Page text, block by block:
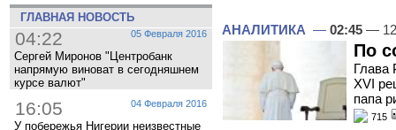
ГЛАВНАЯ НОВОСТЬ
05 Февраля 2016
04:22
Сергей Миронов "Центробанк
напрямую виноват в сегодняшнем
курсе валют"
04 Февраля 2016
16:05
У побережья Нигерии неизвестные
АНАЛИТИКА — 02:45 —
По
Глава
XVI
папа
715